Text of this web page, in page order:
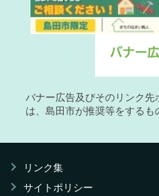
バナー広告及びそのリンク先
は、島田市が推奨等をするも
リンク集
サイトポリシー